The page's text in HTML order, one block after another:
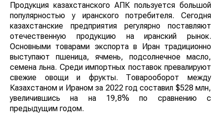
Продукция казахстанского АПК пользуется большой
популярностью у иранского потребителя. Сегодня
казахстанские предприятия регулярно поставляют
отечественную продукцию на иранский рынок.
Основными товарами экспорта в Иран традиционно
выступают пшеница, ячмень, подсолнечное масло,
семена льна. Среди импортных поставок превалируют
свежие овощи и фрукты. Товарооборот между
Казахстаном и Ираном за 2022 год составил $528 млн,
увеличившись на на 19,8% по сравнению с
предыдущим годом.